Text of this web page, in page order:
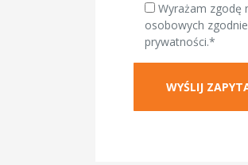
Wyrażam zgodę
osobowych
prywatności.*
WYŚLIJ